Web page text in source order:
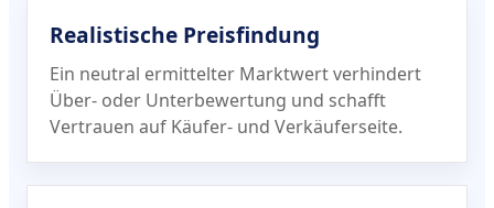
Realistische Preisfindung
Ein neutral ermittelter Marktwert verhindert
Über- oder Unterbewertung und schafft
Vertrauen auf Käufer- und Verkäuferseite.